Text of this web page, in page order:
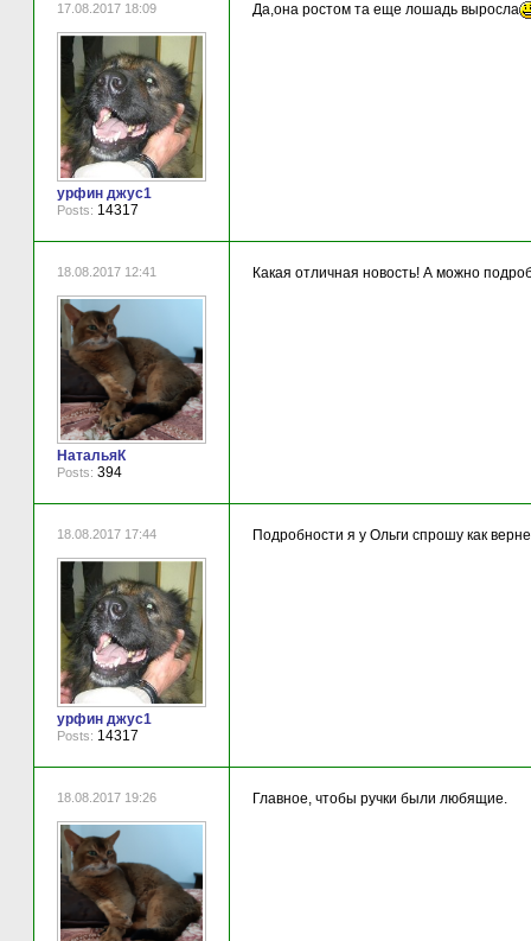
17.08.2017 18:09
урфин джус1
Posts: 14317
Да,она ростом та еще лошадь выросла
18.08.2017 12:41
НатальяК
Posts: 394
Какая отличная новость! А можно
18.08.2017 17:44
урфин джус1
Posts: 14317
Подробности я у Ольги спрошу как
18.08.2017 19:26 Главное, чтобы ручки были любящие.